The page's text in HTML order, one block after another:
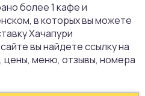
более 1 кафе и
в которых вы можете
Хачапури
вы найдете ссылку на
цены, меню, отзывы, номера